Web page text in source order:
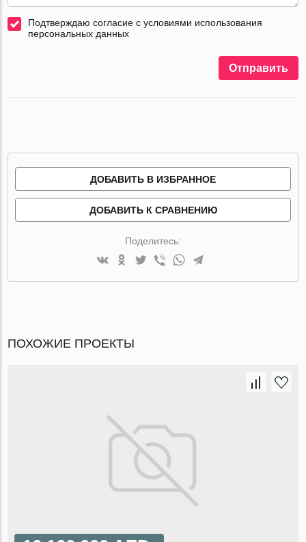
Подтверждаю согласие с условиями использования
персональных данных
Отправить
ДОБАВИТЬ В ИЗБРАННОЕ
ДОБАВИТЬ К СРАВНЕНИЮ
Поделитесь:
ПОХОЖИЕ ПРОЕКТЫ